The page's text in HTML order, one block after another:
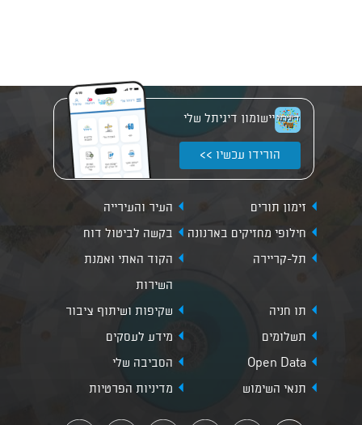
יישומון דיגיתל שלי
הורידו עכשיו >>
זימון תורים
העיר והעירייה
חילופי מחזיקים בארנונה
בקשה לביטול דוח
תל-קריירה
הקוד האתי ואמנת
השירות
תו חניה
שקיפות ושיתוף ציבור
תשלומים
מידע לעסקים
Open Data
הסביבה שלי
תנאי השימוש
מדיניות הפרטיות